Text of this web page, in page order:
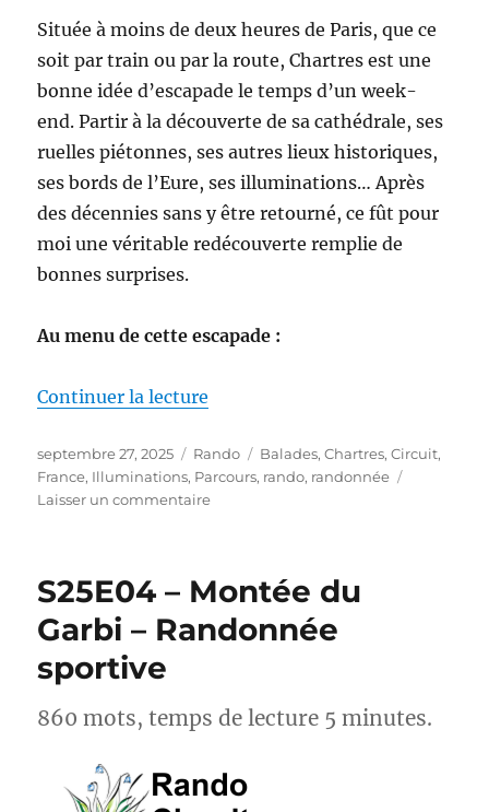
Située à moins de deux heures de Paris, que ce
soit par train ou par la route, Chartres est une
bonne idée d’escapade le temps d’un week-
end. Partir à la découverte de sa cathédrale, ses
ruelles piétonnes, ses autres lieux historiques,
ses bords de l’Eure, ses illuminations… Après
des décennies sans y être retourné, ce fût pour
moi une véritable redécouverte remplie de
bonnes surprises.
Au menu de cette escapade :
Continuer la lecture
Publié
le
septembre 27, 2025 Catégories
Rando Étiquettes
Balades,Chartres,Circuit,
France, Illuminations, Parcours, rando, randonnée
Laisser un commentairesur
le
d’un
S25E04 – Montée du
Garbi – Randonnée
sportive
860 mots, temps de lecture 5 minutes.